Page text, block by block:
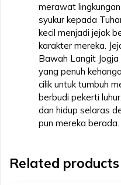
merawat
syukur kepada
kecil menjadi jejak
karakter mereka.
Bawah Langit
yang penuh
cilik untuk tumbuh
berbudi pekerti
dan hidup selaras
pun mereka berada.
Related products